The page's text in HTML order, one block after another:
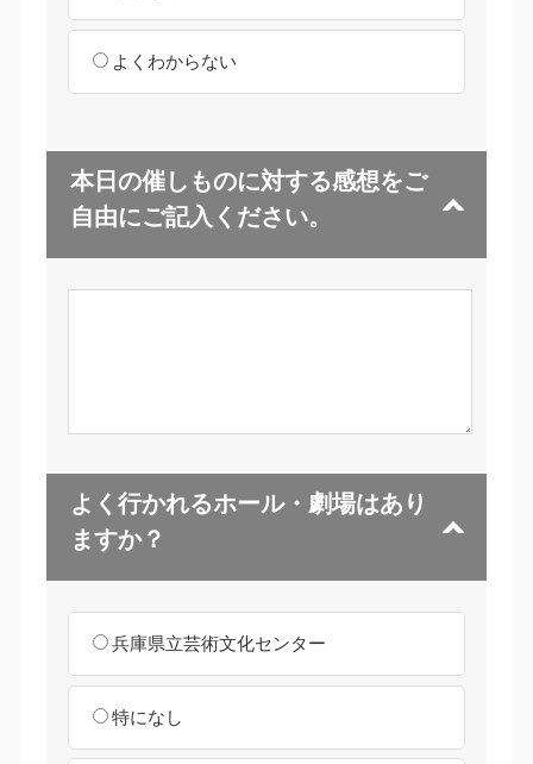
よくわからない
本日の催しものに対する感想をご
自由にご記入ください。
よく行かれるホール・劇場はあり
ますか？
兵庫県立芸術文化センター
特になし